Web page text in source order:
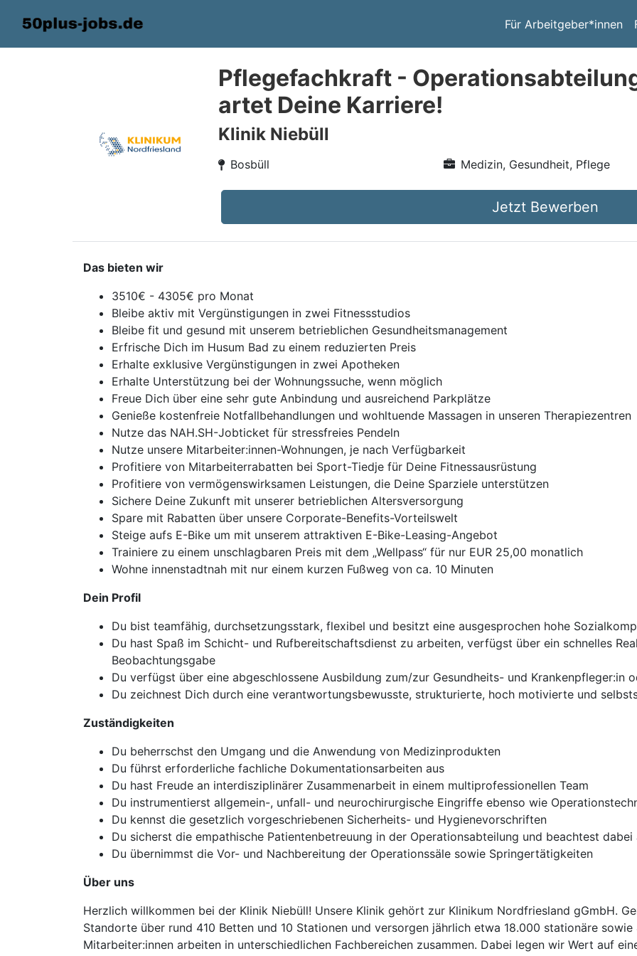
Für Arbeitgeber*innen
Pflegefachkraft -
artet Deine Karriere!
Klinik Niebüll
Bosbüll Medizin, Gesundheit, Pflege
Jetzt Bewerben
Das bieten wir
3510€ - 4305€ pro Monat
Bleibe aktiv mit Vergünstigungen in zwei Fitnessstudios
Bleibe fit und gesund mit unserem betrieblichen Gesundheitsmanagement
Erfrische Dich im Husum Bad zu einem reduzierten Preis
Erhalte exklusive Vergünstigungen in zwei Apotheken
Erhalte Unterstützung bei der Wohnungssuche, wenn möglich
Freue Dich über eine sehr gute Anbindung und ausreichend Parkplätze
Genieße kostenfreie Notfallbehandlungen und wohltuende Massagen in unseren Therapiezentren
Nutze das NAH.SH-Jobticket für stressfreies Pendeln
Nutze unsere Mitarbeiter:innen-Wohnungen, je nach Verfügbarkeit
Profitiere von Mitarbeiterrabatten bei Sport-Tiedje für Deine Fitnessausrüstung
Profitiere von vermögenswirksamen Leistungen, die Deine Sparziele unterstützen
Sichere Deine Zukunft mit unserer betrieblichen Altersversorgung
Spare mit Rabatten über unsere Corporate-Benefits-Vorteilswelt
Steige aufs E-Bike um mit unserem attraktiven E-Bike-Leasing-Angebot
Trainiere zu einem unschlagbaren Preis mit dem „Wellpass“ für nur EUR 25,00 monatlich
Wohne innenstadtnah mit nur einem kurzen Fußweg von ca. 10 Minuten
Dein Profil
Du bist teamfähig, durchsetzungsstark, flexibel und besitzt eine ausgesprochen hohe
Du hast Spaß im Schicht- und Rufbereitschaftsdienst zu arbeiten, verfügst über ein schnelles
Beobachtungsgabe
Du verfügst über eine abgeschlossene Ausbildung zum/zur Gesundheits- und Krankenpfleger:in
Du zeichnest Dich durch eine verantwortungsbewusste, strukturierte, hoch motivierte und
Zuständigkeiten
Du beherrschst den Umgang und die Anwendung von Medizinprodukten
Du führst erforderliche fachliche Dokumentationsarbeiten aus
Du hast Freude an interdisziplinärer Zusammenarbeit in einem multiprofessionellen Team
Du instrumentierst allgemein-, unfall- und neurochirurgische Eingriffe ebenso wie
Du kennst die gesetzlich vorgeschriebenen Sicherheits- und Hygienevorschriften
Du sicherst die empathische Patientenbetreuung in der Operationsabteilung und beachtest
Du übernimmst die Vor- und Nachbereitung der Operationssäle sowie Springertätigkeiten
Über uns
Herzlich willkommen bei der Klinik Niebüll! Unsere Klinik gehört zur Klinikum Nordfriesland gGmbH.
Standorte über rund 410 Betten und 10 Stationen und versorgen jährlich etwa 18.000 stationäre
Mitarbeiter:innen arbeiten in unterschiedlichen Fachbereichen zusammen. Dabei legen wir Wert auf